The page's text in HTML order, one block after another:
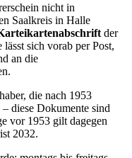
nicht in
Saalkreis in Halle
der
sich vorab per Post,
an die
die nach 1953
diese Dokumente sind
vor 1953 gilt dagegen
2032.